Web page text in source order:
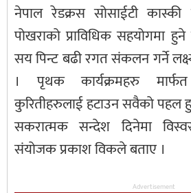
नेपाल रेडक्रस सोसाईटी
पोखराको प्राविधिक सहयोगमा
सय पिन्ट बढी रगत संकलन गर्ने
। पृथक कार्यक्रमहरु
कुरितीहरुलाई हटाउन सवैको पहल
सकरात्मक सन्देश दिनेमा
संयोजक प्रकाश विकले बताए ।
Advertisement